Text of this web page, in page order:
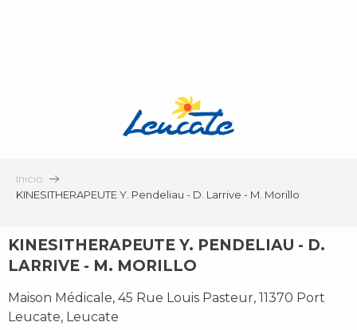
Inicio
KINESITHERAPEUTE Y. Pendeliau - D. Larrive - M. Morillo
KINESITHERAPEUTE Y. PENDELIAU - D.
LARRIVE - M. MORILLO
Maison Médicale, 45 Rue Louis Pasteur, 11370 Port
Leucate, Leucate